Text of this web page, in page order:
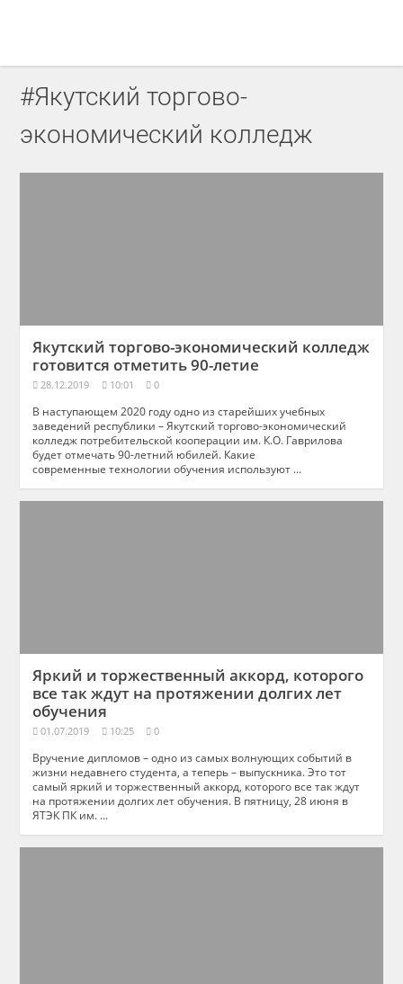
#Якутский торгово-
экономический колледж
Якутский торгово-экономический колледж
готовится отметить 90-летие
28.12.2019 10:01 0
В наступающем 2020 году одно из старейших учебных
заведений республики – Якутский торгово-экономический
колледж потребительской кооперации им. К.О. Гаврилова
будет отмечать 90-летний юбилей. Какие
современные технологии обучения используют ...
Яркий и торжественный аккорд, которого
все так ждут на протяжении долгих лет
обучения
01.07.2019 10:25 0
Вручение дипломов – одно из самых волнующих событий в
жизни недавнего студента, а теперь – выпускника. Это тот
самый яркий и торжественный аккорд, которого все так ждут
на протяжении долгих лет обучения. В пятницу, 28 июня в
ЯТЭК ПК им. ...